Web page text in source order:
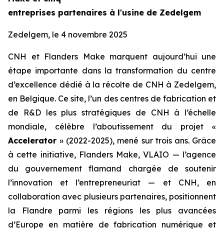
entreprises partenaires à l'usine de Zedelgem
Zedelgem, le 4 novembre 2025
CNH et Flanders Make marquent aujourd’hui une
étape importante dans la transformation du centre
d’excellence dédié à la récolte de CNH à Zedelgem,
en Belgique. Ce site, l’un des centres de fabrication et
de R&D les plus stratégiques de CNH à l’échelle
mondiale, célèbre l’aboutissement du projet «
Accelerator» (2022-2025), mené sur trois ans. Grâce
à cette initiative, Flanders Make, VLAIO — l’agence
du gouvernement flamand chargée de soutenir
l’innovation et l’entrepreneuriat — et CNH, en
collaboration avec plusieurs partenaires, positionnent
la Flandre parmi les régions les plus avancées
d’Europe en matière de fabrication numérique et